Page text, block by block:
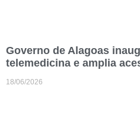
Governo de Alagoas
telemedicina e amplia
18/06/2026